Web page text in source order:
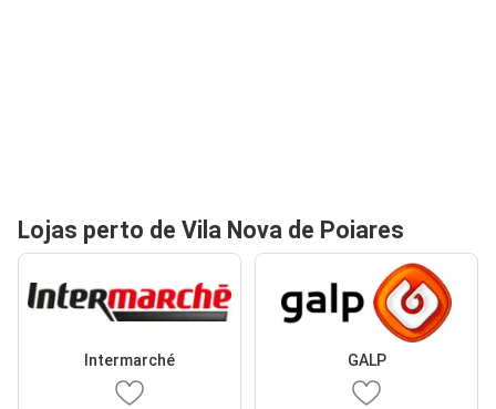
Lojas perto de Vila Nova de Poiares
Intermarché GALP